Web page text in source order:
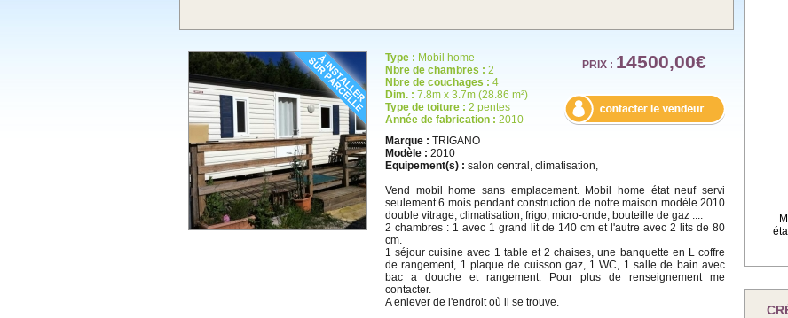
Type : Mobil home
Nbre de chambres : 2
Nbre de couchages : 4
Dim. : 7.8m x 3.7m (28.86 m²)
Type de toiture : 2 pentes
Année de fabrication : 2010
PRIX : 14500,00€
Marque : TRIGANO
Modèle : 2010
Equipement(s) : salon central, climatisation,
Vend mobil home sans emplacement. Mobil home état neuf servi
seulement 6 mois pendant construction de notre maison modèle 2010
double vitrage, climatisation, frigo, micro-onde, bouteille de gaz ....
2 chambres : 1 avec 1 grand lit de 140 cm et l'autre avec 2 lits de 80
cm.
1 séjour cuisine avec 1 table et 2 chaises, une banquette en L coffre
de rangement, 1 plaque de cuisson gaz, 1 WC, 1 salle de bain avec
bac a douche et rangement. Pour plus de renseignement me
contacter.
A enlever de l'endroit où il se trouve.